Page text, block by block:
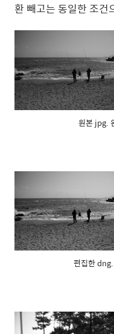
환 빼고는 동일한 조건
원본 jpg.
편집한